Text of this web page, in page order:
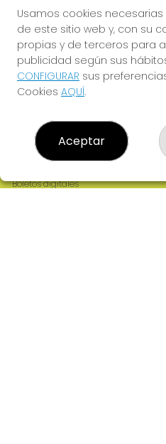
Imagen anterior
LOTERÍA MARTÍN MESA
Resultados
Contacto
Empresas
Boletos digitales
Usamos cookies
de este sitio web y, con su
propias y de terceros para
publicidad según sus
CONFIGURAR sus
Cookies AQUÍ.
Aceptar